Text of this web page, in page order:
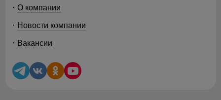
О компании
Новости компании
Вакансии